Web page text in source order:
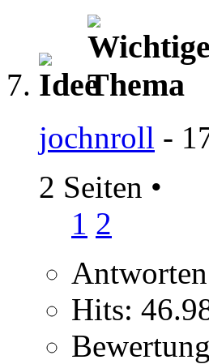
jochnroll -
2 Seiten •
1 2
Hits: